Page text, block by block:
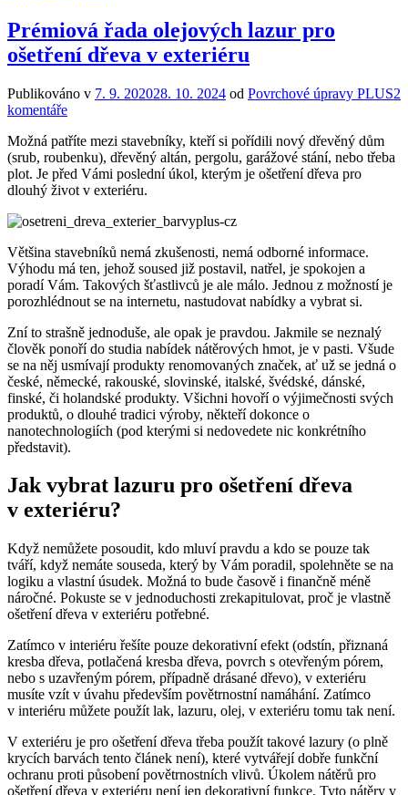
Prémiová řada olejových lazur pro
ošetření dřeva v exteriéru
Publikováno v 7. 9. 202028. 10. 2024 od Povrchové úpravy PLUS2
komentáře
Možná patříte mezi stavebníky, kteří si pořídili nový dřevěný dům
(srub, roubenku), dřevěný altán, pergolu, garážové stání, nebo třeba
plot. Je před Vámi poslední úkol, kterým je ošetření dřeva pro
dlouhý život v exteriéru.
Většina stavebníků nemá zkušenosti, nemá odborné informace.
Výhodu má ten, jehož soused již postavil, natřel, je spokojen a
poradí Vám. Takových šťastlivců je ale málo. Jednou z možností je
porozhlédnout se na internetu, nastudovat nabídky a vybrat si.
Zní to strašně jednoduše, ale opak je pravdou. Jakmile se neznalý
člověk ponoří do studia nabídek nátěrových hmot, je v pasti. Všude
se na něj usmívají produkty renomovaných značek, ať už se jedná o
české, německé, rakouské, slovinské, italské, švédské, dánské,
finské, či holandské produkty. Všichni hovoří o výjimečnosti svých
produktů, o dlouhé tradici výroby, někteří dokonce o
nanotechnologiích (pod kterými si nedovedete nic konkrétního
představit).
Jak vybrat lazuru pro ošetření dřeva
v exteriéru?
Když nemůžete posoudit, kdo mluví pravdu a kdo se pouze tak
tváří, když nemáte souseda, který by Vám poradil, spolehněte se na
logiku a vlastní úsudek. Možná to bude časově i finančně méně
náročné. Pokuste se v jednoduchosti zrekapitulovat, proč je vlastně
ošetření dřeva v exteriéru potřebné.
Zatímco v interiéru řešíte pouze dekorativní efekt (odstín, přiznaná
kresba dřeva, potlačená kresba dřeva, povrch s otevřeným pórem,
nebo s uzavřeným pórem, případně drásané dřevo), v exteriéru
musíte vzít v úvahu především povětrnostní namáhání. Zatímco
v interiéru můžete použít lak, lazuru, olej, v exteriéru tomu tak není.
V exteriéru je pro ošetření dřeva třeba použít takové lazury (o plně
krycích barvách tento článek není), které vytvářejí dobře funkční
ochranu proti působení povětrnostních vlivů. Úkolem nátěrů pro
ošetření dřeva v exteriéru není jen dekorativní funkce. Tyto nátěry v